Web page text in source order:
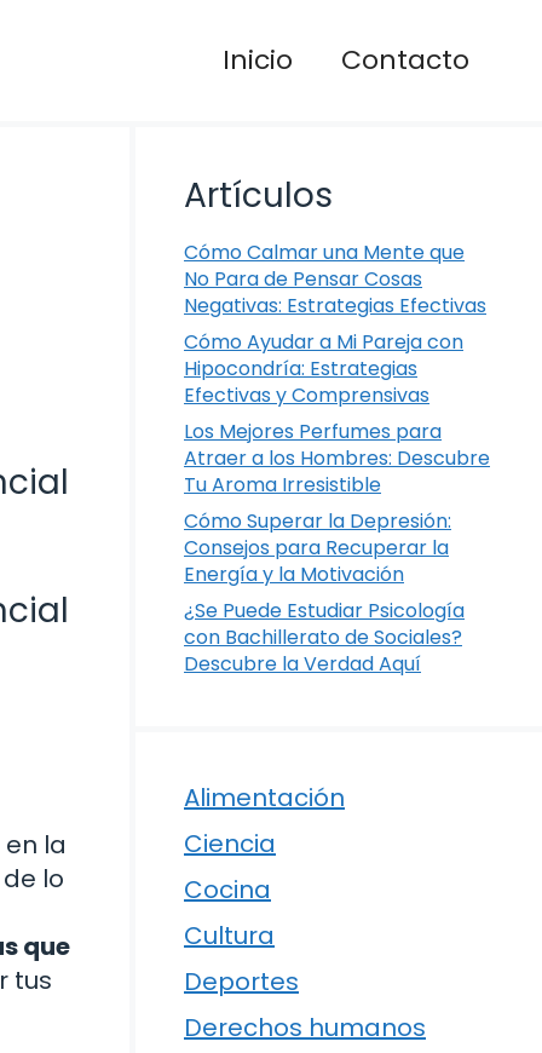
Inicio Contacto
la
lo
que
tus
Artículos
Cómo Calmar una Mente que
No Para de Pensar Cosas
Negativas: Estrategias Efectivas
Cómo Ayudar a Mi Pareja con
Hipocondría: Estrategias
Efectivas y Comprensivas
Los Mejores Perfumes para
Atraer a los Hombres: Descubre
Tu Aroma Irresistible
Cómo Superar la Depresión:
Consejos para Recuperar la
Energía y la Motivación
¿Se Puede Estudiar Psicología
con Bachillerato de Sociales?
Descubre la Verdad Aquí
Alimentación
Ciencia
Cocina
Cultura
Deportes
Derechos humanos